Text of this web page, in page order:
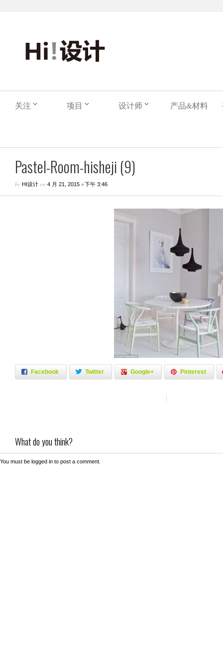
关注 项目 设计师 产品&材料
Pastel-Room-hisheji (9)
by HI设计 on 4 月 21, 2015 •下午 3:46
Facebook Twitter Google+ Pinterest
What do you think?
You must be logged in to post a comment.